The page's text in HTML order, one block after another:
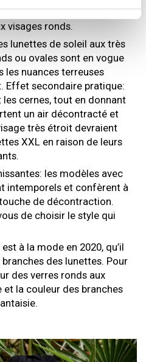
les visages anguleux et
visages ronds.
lunettes de soleil aux très
ou ovales sont en vogue
les nuances terreuses
Effet secondaire pratique:
cernes, tout en donnant
un air décontracté et
très étroit devraient
XXL en raison de leurs
les modèles avec
intemporels et confèrent à
de décontraction.
de choisir le style qui
à la mode en 2020, qu’il
des lunettes. Pour
des verres ronds aux
la couleur des branches